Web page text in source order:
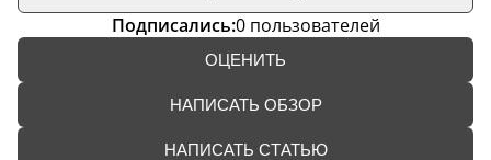
Подписались:0 пользователей
ОЦЕНИТЬ
НАПИСАТЬ ОБЗОР
НАПИСАТЬ СТАТЬЮ